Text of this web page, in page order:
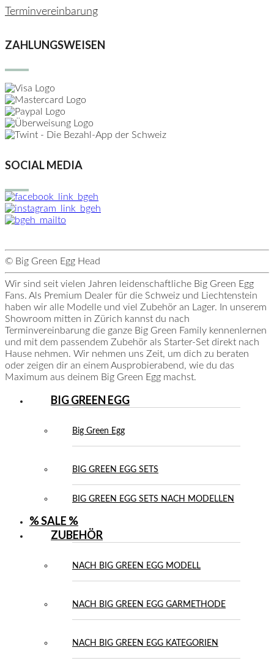
Terminvereinbarung
ZAHLUNGSWEISEN
SOCIAL MEDIA
© Big Green Egg Head
Wir sind seit vielen Jahren leidenschaftliche Big Green Egg
Fans. Als Premium Dealer für die Schweiz und Liechtenstein
haben wir alle Modelle und viel Zubehör an Lager. In unserem
Showroom mitten in Zürich kannst du nach
Terminvereinbarung die ganze Big Green Family kennenlernen
und mit dem passendem Zubehör als Starter-Set direkt nach
Hause nehmen. Wir nehmen uns Zeit, um dich zu beraten
oder zeigen dir an einem Ausprobierabend, wie du das
Maximum aus deinem Big Green Egg machst.
BIG GREEN EGG
Big Green Egg
BIG GREEN EGG SETS
BIG GREEN EGG SETS NACH MODELLEN
% SALE %
ZUBEHÖR
NACH BIG GREEN EGG MODELL
NACH BIG GREEN EGG GARMETHODE
NACH BIG GREEN EGG KATEGORIEN